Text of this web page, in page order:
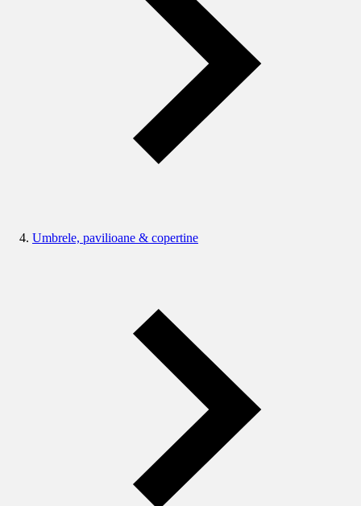
Umbrele, pavilioane & copertine